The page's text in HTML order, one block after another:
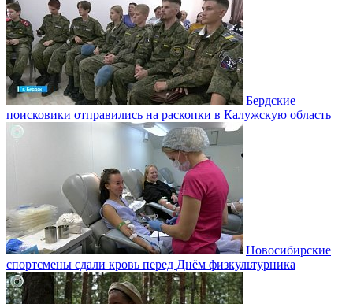
Бердские
поисковики отправились на раскопки в Калужскую область
Новосибирские
спортсмены сдали кровь перед Днём физкультурника